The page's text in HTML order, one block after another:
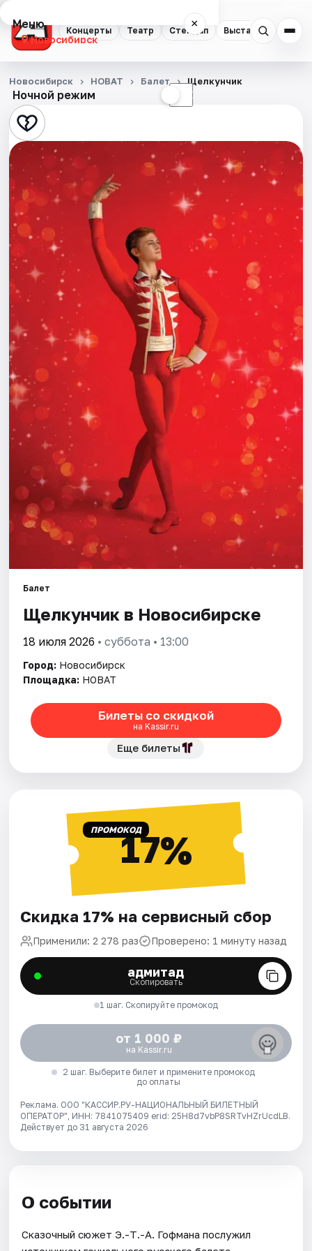
Концерты Театр Стендап Выставки
Меню ×
Новосибирск
Концерты
Театр
Стендап
Выставки
Квесты
Экскурсии
Спорт
События
Города
Площадки
Артисты
Рейтинги
Ночной режим ☾
Новосибирск НОВАТ Балет Щелкунчик
Балет
Щелкунчик в Новосибирске
18 июля 2026 • суббота • 13:00
Город: Новосибирск
Площадка: НОВАТ
Билеты со скидкой
на Kassir.ru
Еще билеты
ПРОМОКОД17%
Скидка 17% на сервисный сбор
Применили: 2 278 раз Проверено: 1 минуту назад
адмитад
Скопировать
1 шаг. Скопируйте промокод
от 1 000 ₽
на Kassir.ru
2 шаг. Выберите билет и примените промокод
до оплаты
Реклама. ООО "КАССИР.РУ-НАЦИОНАЛЬНЫЙ БИЛЕТНЫЙ
ОПЕРАТОР", ИНН: 7841075409 erid: 25H8d7vbP8SRTvHZrUcdLB.
Действует до 31 августа 2026
О событии
Сказочный сюжет Э.-Т.-А. Гофмана послужил